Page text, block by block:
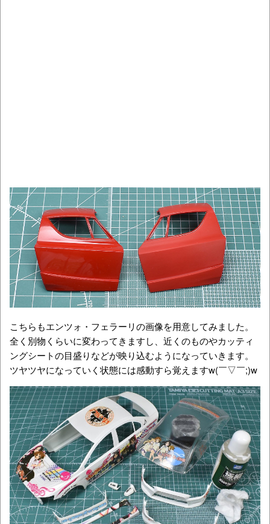
こちらもエンツォ・フェラーリの画像を用意してみました。
全く別物くらいに変わってきますし、近くのものやカッティ
ングシートの目盛りなどが映り込むようになっていきます。
ツヤツヤになっていく状態には感動すら覚えますw(￣▽￣;)w